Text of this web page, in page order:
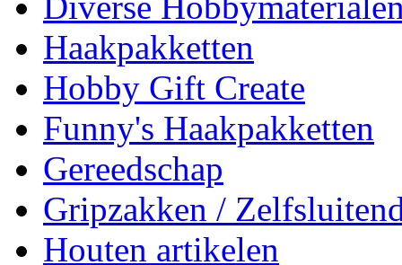
Haakpakketten
Hobby Gift Create
Funny's Haakpakketten
Gereedschap
Gripzakken /
Houten artikelen